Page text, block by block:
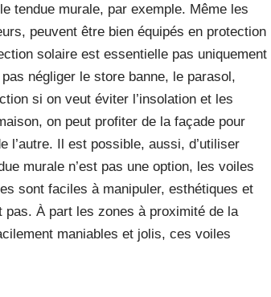
tendue murale, par exemple. Même les
peuvent être bien équipés en protection
solaire est essentielle pas uniquement
négliger le store banne, le parasol,
si on veut éviter l’insolation et les
on peut profiter de la façade pour
l’autre. Il est possible, aussi, d’utiliser
murale n’est pas une option, les voiles
sont faciles à manipuler, esthétiques et
À part les zones à proximité de la
maniables et jolis, ces voiles